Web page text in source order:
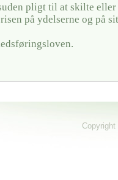
pligt til at skilte eller
på ydelserne og på